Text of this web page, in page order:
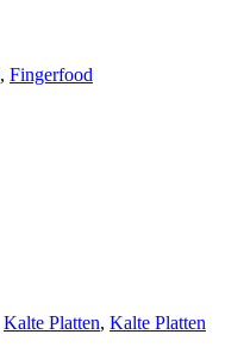
, Fingerfood
Kalte Platten, Kalte Platten